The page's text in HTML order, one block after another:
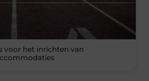
voor het inrichten van